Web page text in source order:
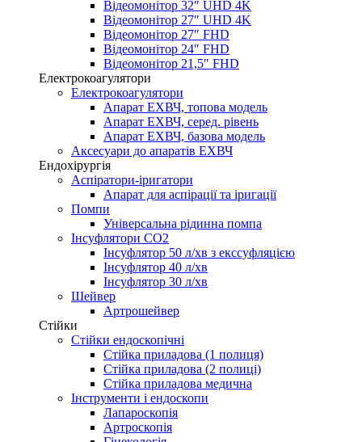
Відеомонітор 32″ UHD 4K
Відеомонітор 27″ UHD 4K
Відеомонітор 27″ FHD
Відеомонітор 24″ FHD
Відеомонітор 21,5″ FHD
Електрокоагулятори
Електрокоагулятори
Апарат ЕХВЧ, топова модель
Апарат ЕХВЧ, серед. рівень
Апарат ЕХВЧ, базова модель
Аксесуари до апаратів ЕХВЧ
Ендохірургія
Аспіратори-іригатори
Апарат для аспірації та іригації
Помпи
Універсальна рідинна помпа
Інсуфлятори СО2
Інсуфлятор 50 л/хв з екссуфляцією
Інсуфлятор 40 л/хв
Інсуфлятор 30 л/хв
Шейвер
Артрошейвер
Стійки
Стійки ендоскопічні
Стійка приладова (1 полиця)
Стійка приладова (2 полиці)
Стійка приладова медична
Інструменти і ендоскопи
Лапароскопія
Артроскопія